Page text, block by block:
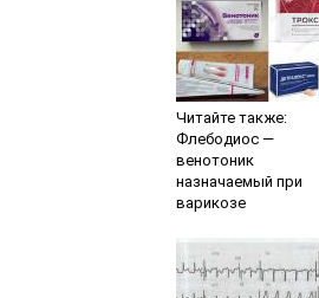
Читайте также:
Флебодиос —
венотоник
назначаемый при
варикозе